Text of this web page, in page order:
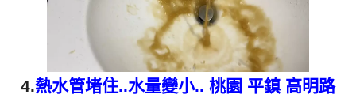
4.熱水管堵住..水量變小.. 桃園 平鎮 高明路